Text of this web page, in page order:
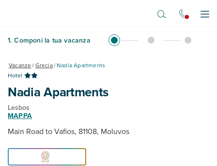
1. Componi la tua vacanza
Vacanze/Grecia/Nadia Apartments
Hotel
Nadia Apartments
Lesbos
MAPPA
Main Road to Vafios, 81108, Moluvos